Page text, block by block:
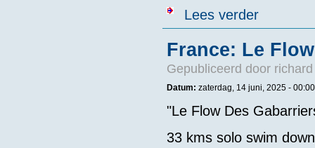
Lees verderover Open
France: Le
Gepubliceerd door
Datum: zaterdag, 14 juni, 2025 - 00:00
"Le Flow Des
33 kms solo swim